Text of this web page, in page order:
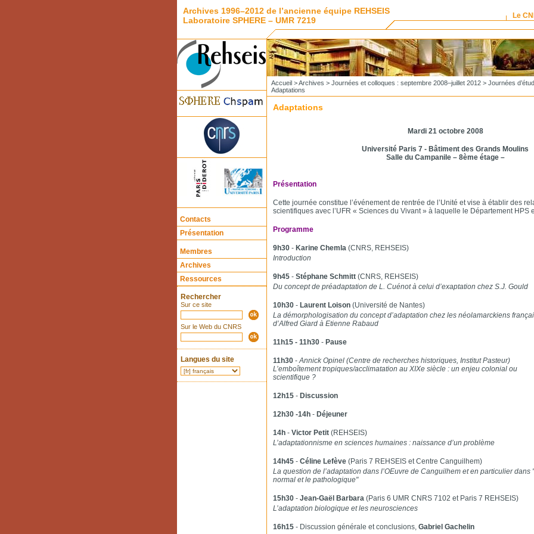
Archives 1996–2012 de l’ancienne équipe REHSEIS
Laboratoire SPHERE – UMR 7219
Le
Contacts
Présentation
Membres
Archives
Ressources
Rechercher
Sur ce site
Sur le Web du CNRS
Langues du site
Accueil>Archives > Journées et colloques : septembre 2008–juillet 2012> Journées
Adaptations
Adaptations
Mardi 21 octobre 2008
Université Paris 7 - Bâtiment des Grands Moulins
Salle du Campanile – 8ème étage –
Présentation
Cette journée constitue l’événement de rentrée de l’Unité et vise à établir des
scientifiques avec l’UFR « Sciences du Vivant » à laquelle le Département HPS
Programme
9h30- Karine Chemla(CNRS, REHSEIS)
Introduction
9h45- Stéphane Schmitt(CNRS, REHSEIS)
Du concept de préadaptation de L. Cuénot à celui d’exaptation chez S.J. Gould
10h30-Laurent Loison(Université de Nantes)
La démorphologisation du concept d’adaptation chez les néolamarckiens
d’Alfred Giard à Etienne Rabaud
11h15 - 11h30- Pause
11h30-Annick Opinel (Centre de recherches historiques, Institut Pasteur)
L’emboîtement tropiques/acclimatation au XIXe siècle : un enjeu colonial ou
scientifique ?
12h15- Discussion
12h30 -14h- Déjeuner
14h-Victor Petit(REHSEIS)
L’adaptationnisme en sciences humaines : naissance d’un problème
14h45- Céline Lefève(Paris 7 REHSEIS et Centre Canguilhem)
La question de l’adaptation dans l’OEuvre de Canguilhem et en particulier dans
normal et le pathologique"
15h30- Jean-Gaël Barbara(Paris 6 UMR CNRS 7102 et Paris 7 REHSEIS)
L’adaptation biologique et les neurosciences
16h15- Discussion générale et conclusions, Gabriel Gachelin